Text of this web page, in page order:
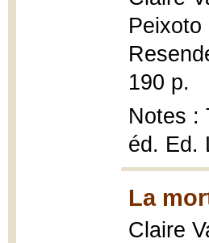
Peixoto
190 p.
Notes :
éd. Ed.
La
Claire